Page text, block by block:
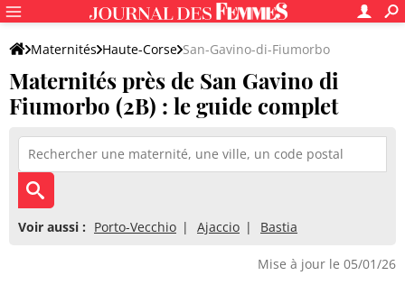
Maternités Haute-Corse San-Gavino-di-Fiumorbo
Maternités près de San Gavino di
Fiumorbo (2B) : le guide complet
Voir aussi : Porto-Vecchio Ajaccio Bastia
Mise à jour le 05/01/26